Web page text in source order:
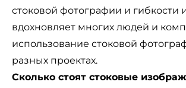
стоковой фотографии и гибкости
вдохновляет многих людей и
использование стоковой
разных проектах.
Сколько стоят стоковые